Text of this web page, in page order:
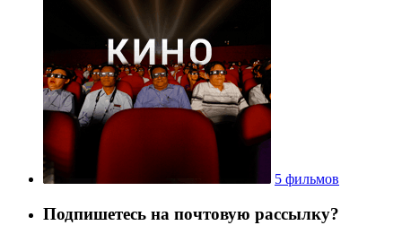
5 фильмов
Подпишетесь на почтовую рассылку?